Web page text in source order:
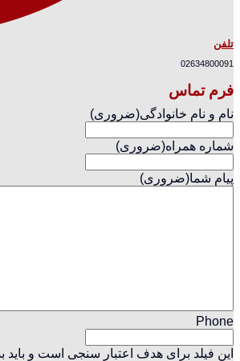
تلفن
02634800091
فرم تماس
نام و نام خانوادگی(ضروری)
شماره همراه(ضروری)
پیام شما(ضروری)
Phone
این فیلد برای هدف اعتبار سنجی است و باید